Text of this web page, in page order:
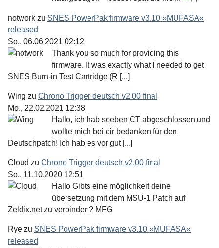
notwork zu SNES PowerPak firmware v3.10 »MUFASA«
released
So., 06.06.2021 02:12
Thank you so much for providing this
firmware. It was exactly what I needed to get
SNES Burn-in Test Cartridge (R [...]
Wing zu Chrono Trigger deutsch v2.00 final
Mo., 22.02.2021 12:38
Hallo, ich hab soeben CT abgeschlossen und
wollte mich bei dir bedanken für den
Deutschpatch! Ich hab es vor gut [...]
Cloud zu Chrono Trigger deutsch v2.00 final
So., 11.10.2020 12:51
Hallo Gibts eine möglichkeit deine
übersetzung mit dem MSU-1 Patch auf
Zeldix.net zu verbinden? MFG
Rye zu SNES PowerPak firmware v3.10 »MUFASA«
released